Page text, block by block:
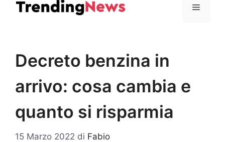
contenuto
Menu
Decreto benzina in
arrivo: cosa cambia e
quanto si risparmia
15 Marzo 2022 di Fabio